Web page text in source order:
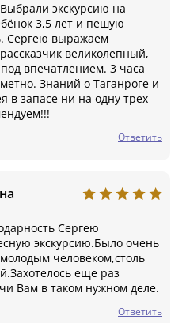
экскурсию на
3,5 лет и пешую
Сергею выражаем
великолепный,
впечатлением. 3 часа
Знаний о Таганроге и
в запасе ни на одну трех
Ответить
Сергею
экскурсию.Было очень
человеком,столь
еще раз
Вам в таком нужном деле.
Ответить